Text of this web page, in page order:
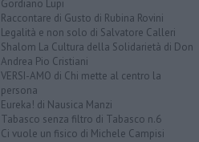
Gordiano Lupi
Raccontare di Gusto di Rubina Rovini
Legalità e non solo di Salvatore Calleri
Shalom La Cultura della Solidarietà di Don
Andrea Pio Cristiani
VERSI-AMO di Chi mette al centro la
persona
Eureka! di Nausica Manzi
Tabasco senza filtro di Tabasco n.6
Ci vuole un fisico di Michele Campisi